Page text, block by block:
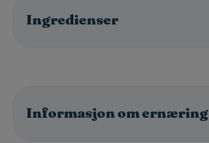
Ingredienser
Informasjon om ernæring